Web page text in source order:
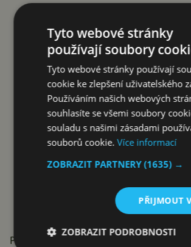
Profi zvuk, výdrž a odolnost pod vodou
Tyto webové stránky
používají soubory
Tyto webové stránky používají
cookie ke zlepšení uživatelského
Používáním našich webových
souhlasíte se všemi soubory
souladu s našimi zásadami
souborů cookie.Více informací
ZOBRAZIT PARTNERY(1635) →
PŘIJMOUT
ZOBRAZIT PODROBNOSTI